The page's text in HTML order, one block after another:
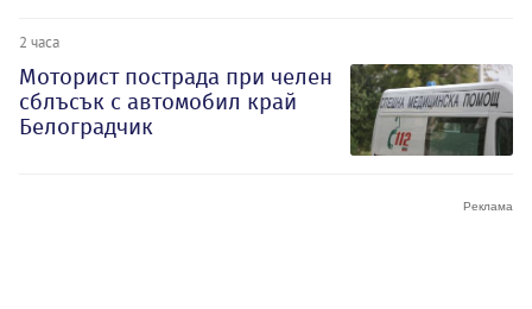
2 часа
Моторист пострада при челен
сблъсък с автомобил край
Белоградчик